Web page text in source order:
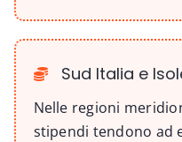
Sud Italia e
Nelle regioni
stipendi tendono ad